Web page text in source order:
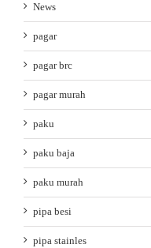
News
pagar
pagar brc
pagar murah
paku
paku baja
paku murah
pipa besi
pipa stainles